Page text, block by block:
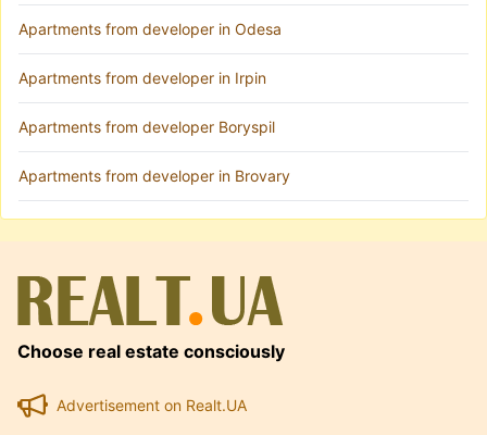
Apartments from developer in Odesa
Apartments from developer in Irpin
Apartments from developer Boryspil
Apartments from developer in Brovary
Choose real estate consciously
Advertisement on Realt.UA